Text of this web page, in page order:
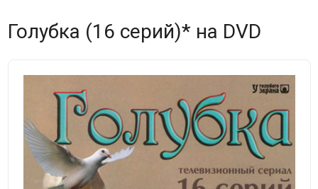
Голубка (16 серий)* на DVD